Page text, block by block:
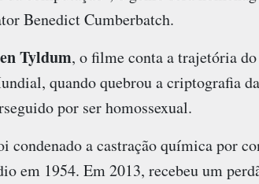
Benedict Cumberbatch.
Tyldum, o filme conta a trajetória
quando quebrou a criptografia
por ser homossexual.
condenado a castração química por
em 1954. Em 2013, recebeu um